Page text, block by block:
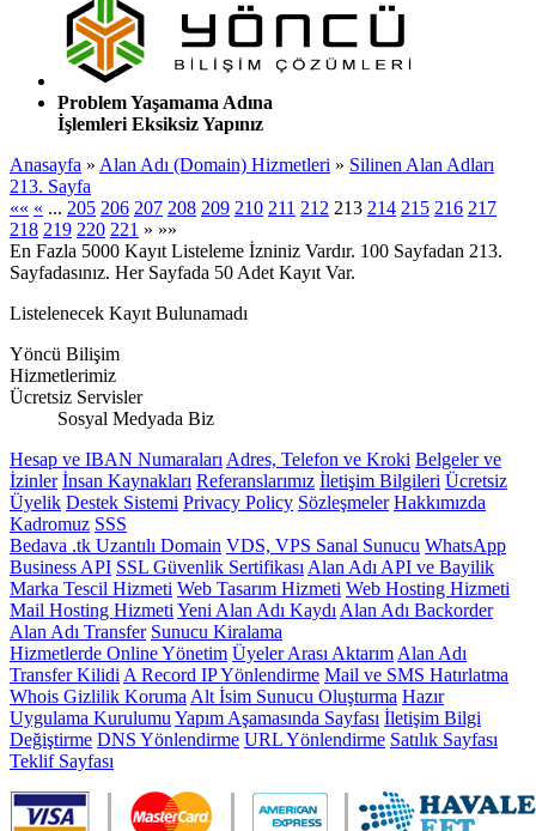
Problem Yaşamama Adına
İşlemleri Eksiksiz Yapınız
Anasayfa » Alan Adı (Domain) Hizmetleri » Silinen Alan Adları
213. Sayfa
«« « ... 205 206 207 208 209 210 211 212 213 214 215 216 217
218 219 220 221 » »»
En Fazla 5000 Kayıt Listeleme İzniniz Vardır. 100 Sayfadan 213.
Sayfadasınız. Her Sayfada 50 Adet Kayıt Var.
Listelenecek Kayıt Bulunamadı
Yöncü Bilişim
Hizmetlerimiz
Ücretsiz Servisler
Sosyal Medyada Biz
Hesap ve IBAN Numaraları Adres, Telefon ve Kroki Belgeler ve
İzinler İnsan Kaynakları Referanslarımız İletişim Bilgileri Ücretsiz
Üyelik Destek Sistemi Privacy Policy Sözleşmeler Hakkımızda
Kadromuz SSS
Bedava .tk Uzantılı Domain VDS, VPS Sanal Sunucu WhatsApp
Business API SSL Güvenlik Sertifikası Alan Adı API ve Bayilik
Marka Tescil Hizmeti Web Tasarım Hizmeti Web Hosting Hizmeti
Mail Hosting Hizmeti Yeni Alan Adı Kaydı Alan Adı Backorder
Alan Adı Transfer Sunucu Kiralama
Hizmetlerde Online Yönetim Üyeler Arası Aktarım Alan Adı
Transfer Kilidi A Record IP Yönlendirme Mail ve SMS Hatırlatma
Whois Gizlilik Koruma Alt İsim Sunucu Oluşturma Hazır
Uygulama Kurulumu Yapım Aşamasında Sayfası İletişim Bilgi
Değiştirme DNS Yönlendirme URL Yönlendirme Satılık Sayfası
Teklif Sayfası